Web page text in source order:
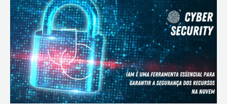
Segurança
e
Operações